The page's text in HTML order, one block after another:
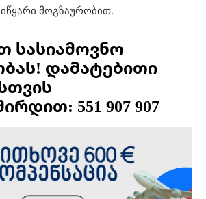
მოგზაურობით.
სასიამოვნო
დამატებითი
551 907 907